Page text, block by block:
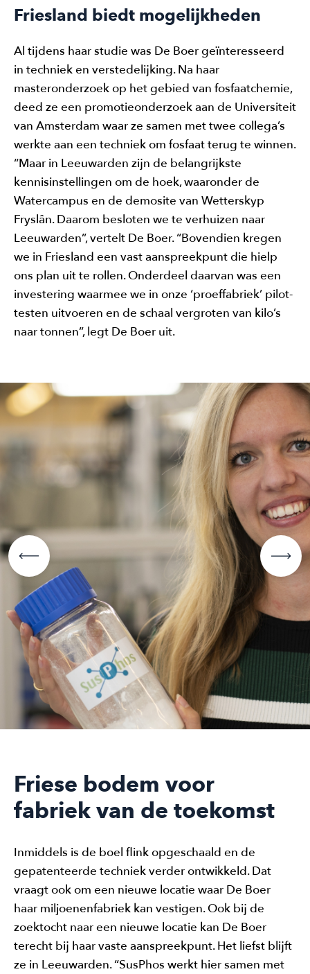
Friesland biedt mogelijkheden
Al tijdens haar studie was De Boer geïnteresseerd
in techniek en verstedelijking. Na haar
masteronderzoek op het gebied van fosfaatchemie,
deed ze een promotieonderzoek aan de Universiteit
van Amsterdam waar ze samen met twee collega’s
werkte aan een techniek om fosfaat terug te winnen.
“Maar in Leeuwarden zijn de belangrijkste
kennisinstellingen om de hoek, waaronder de
Watercampus en de demosite van Wetterskyp
Fryslân. Daarom besloten we te verhuizen naar
Leeuwarden”, vertelt De Boer. “Bovendien kregen
we in Friesland een vast aanspreekpunt die hielp
ons plan uit te rollen. Onderdeel daarvan was een
investering waarmee we in onze ‘proeffabriek’ pilot-
testen uitvoeren en de schaal vergroten van kilo’s
naar tonnen”, legt De Boer uit.
Friese bodem voor
fabriek van de toekomst
Inmiddels is de boel flink opgeschaald en de
gepatenteerde techniek verder ontwikkeld. Dat
vraagt ook om een nieuwe locatie waar De Boer
haar miljoenenfabriek kan vestigen. Ook bij de
zoektocht naar een nieuwe locatie kan De Boer
terecht bij haar vaste aanspreekpunt. Het liefst blijft
ze in Leeuwarden. “SusPhos werkt hier samen met